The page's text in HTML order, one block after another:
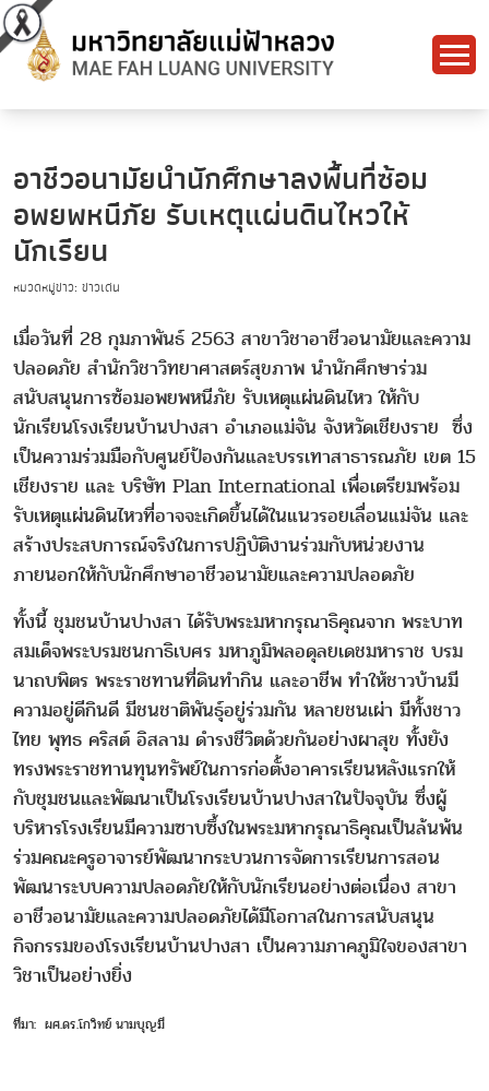
อาชีวอนามัยนำนักศึกษาลงพื้นที่ซ้อม
อพยพหนีภัย รับเหตุแผ่นดินไหวให้
นักเรียน
หมวดหมู่ข่าว: ข่าวเด่น
เมื่อวันที่ 28 กุมภาพันธ์ 2563 สาขาวิชาอาชีวอนามัยและความ
ปลอดภัย สำนักวิชาวิทยาศาสตร์สุขภาพ นำนักศึกษาร่วม
สนับสนุนการซ้อมอพยพหนีภัย รับเหตุแผ่นดินไหว ให้กับ
นักเรียนโรงเรียนบ้านปางสา อำเภอแม่จัน จังหวัดเชียงราย ซึ่ง
เป็นความร่วมมือกับศูนย์ป้องกันและบรรเทาสาธารณภัย เขต 15
เชียงราย และ บริษัท Plan International เพื่อเตรียมพร้อม
รับเหตุแผ่นดินไหวที่อาจจะเกิดขึ้นได้ในแนวรอยเลื่อนแม่จัน และ
สร้างประสบการณ์จริงในการปฏิบัติงานร่วมกับหน่วยงาน
ภายนอกให้กับนักศึกษาอาชีวอนามัยและความปลอดภัย
ทั้งนี้ ชุมชนบ้านปางสา ได้รับพระมหากรุณาธิคุณจาก พระบาท
สมเด็จพระบรมชนกาธิเบศร มหาภูมิพลอดุลยเดชมหาราช บรม
นาถบพิตร พระราชทานที่ดินทำกิน และอาชีพ ทำให้ชาวบ้านมี
ความอยู่ดีกินดี มีชนชาติพันธุ์อยู่ร่วมกัน หลายชนเผ่า มีทั้งชาว
ไทย พุทธ คริสต์ อิสลาม ดำรงชีวิตด้วยกันอย่างผาสุข ทั้งยัง
ทรงพระราชทานทุนทรัพย์ในการก่อตั้งอาคารเรียนหลังแรกให้
กับชุมชนและพัฒนาเป็นโรงเรียนบ้านปางสาในปัจจุบัน ซึ่งผู้
บริหารโรงเรียนมีความซาบซึ้งในพระมหากรุณาธิคุณเป็นล้นพ้น
ร่วมคณะครูอาจารย์พัฒนากระบวนการจัดการเรียนการสอน
พัฒนาระบบความปลอดภัยให้กับนักเรียนอย่างต่อเนื่อง สาขา
อาชีวอนามัยและความปลอดภัยได้มีโอกาสในการสนับสนุน
กิจกรรมของโรงเรียนบ้านปางสา เป็นความภาคภูมิใจของสาขา
วิชาเป็นอย่างยิ่ง
ที่มา: ผศ.ดร.โกวิทย์ นามบุญมี